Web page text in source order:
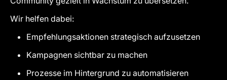
Wir helfen dabei:
Empfehlungsaktionen strategisch aufzusetzen
Kampagnen sichtbar zu machen
Prozesse im Hintergrund zu automatisieren